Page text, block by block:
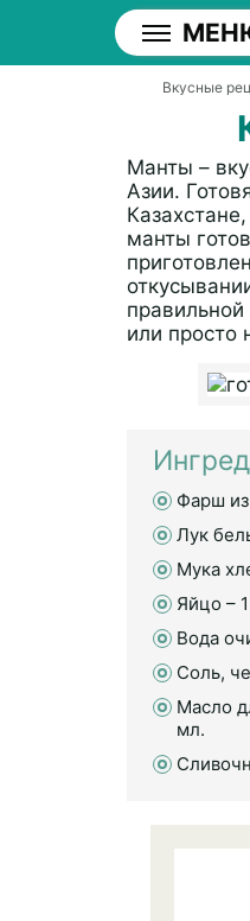
Вкусные
Манты –
Азии.
манты
или просто
Фарш из
Лук
Мука
Яйцо –
Вода
Соль,
Масло
мл.